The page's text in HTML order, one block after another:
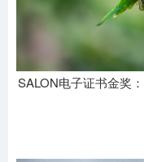
SALON电子证书金奖